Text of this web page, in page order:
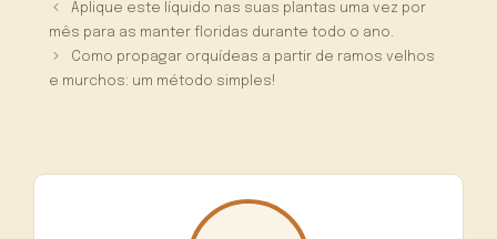
Aplique este líquido nas suas plantas uma vez por
mês para as manter floridas durante todo o ano.
Como propagar orquídeas a partir de ramos velhos
e murchos: um método simples!